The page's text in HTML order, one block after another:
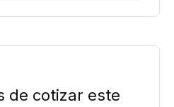
de cotizar este